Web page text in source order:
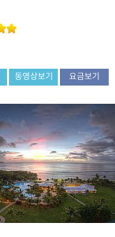
동영상보기 요금보기